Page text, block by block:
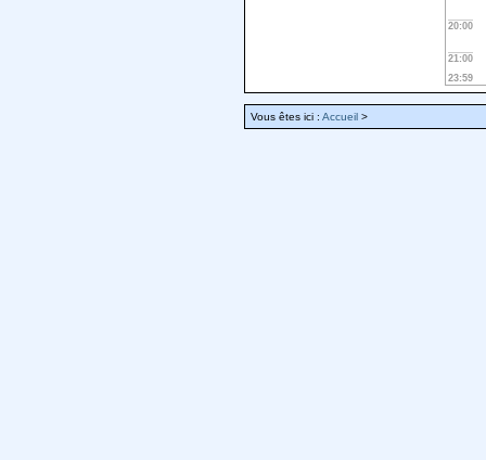
20:00
21:00
23:59
Vous êtes ici : Accueil >